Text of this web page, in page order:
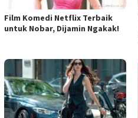
Film Komedi Netflix Terbaik
untuk Nobar, Dijamin Ngakak!